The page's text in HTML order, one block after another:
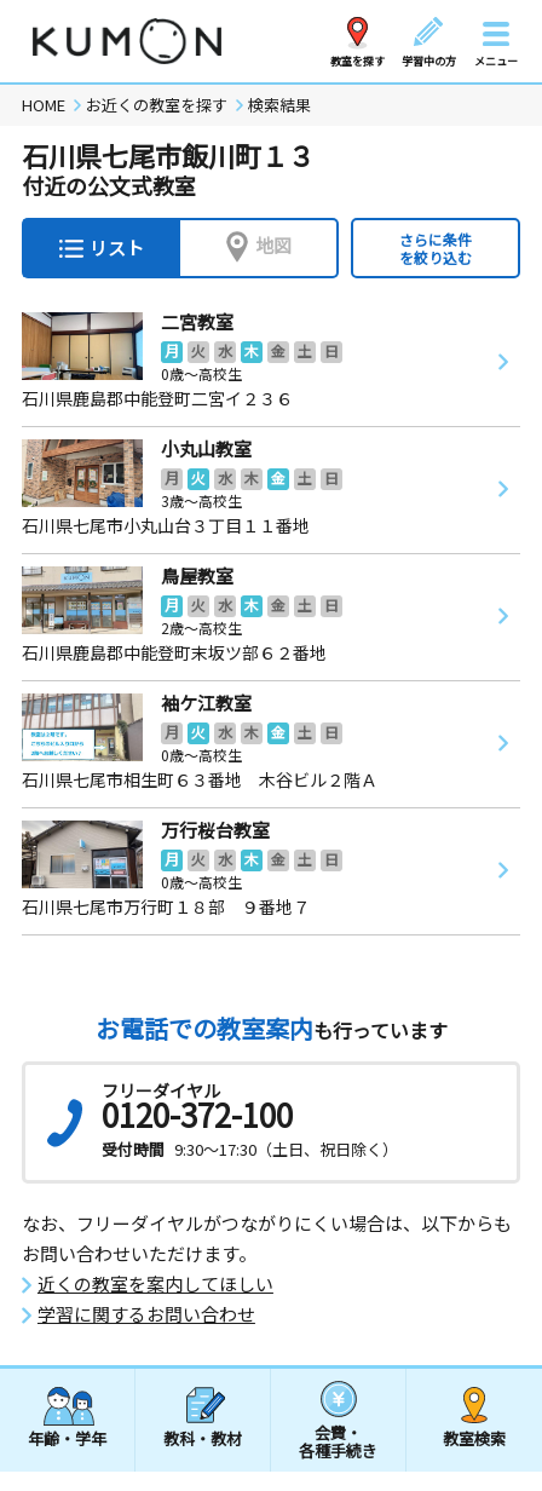
教室を探す 学習中の方 メニュー
HOME お近くの教室を探す 検索結果
石川県七尾市飯川町１３
付近の公文式教室
リスト 地図
さらに条件
を絞り込む
二宮教室
月 火 水 木 金 土
日
0歳～高校生
石川県鹿島郡中能登町二宮イ２３６
小丸山教室
月 火 水 木 金 土
日
3歳～高校生
石川県七尾市小丸山台３丁目１１番地
鳥屋教室
月 火 水 木 金 土
日
2歳～高校生
石川県鹿島郡中能登町末坂ツ部６２番地
袖ケ江教室
月 火 水 木 金 土
日
0歳～高校生
石川県七尾市相生町６３番地 木谷ビル２階Ａ
万行桜台教室
月 火 水 木 金 土
日
0歳～高校生
石川県七尾市万行町１８部 ９番地７
お電話での教室案内も行っています
フリーダイヤル
0120-372-100
受付時間 9:30～17:30（土日、祝日除く）
なお、フリーダイヤルがつながりにくい場合は、以下からも
お問い合わせいただけます。
近くの教室を案内してほしい
学習に関するお問い合わせ
年齢・学年 教科・教材 会費・
各種手続き
教室検索